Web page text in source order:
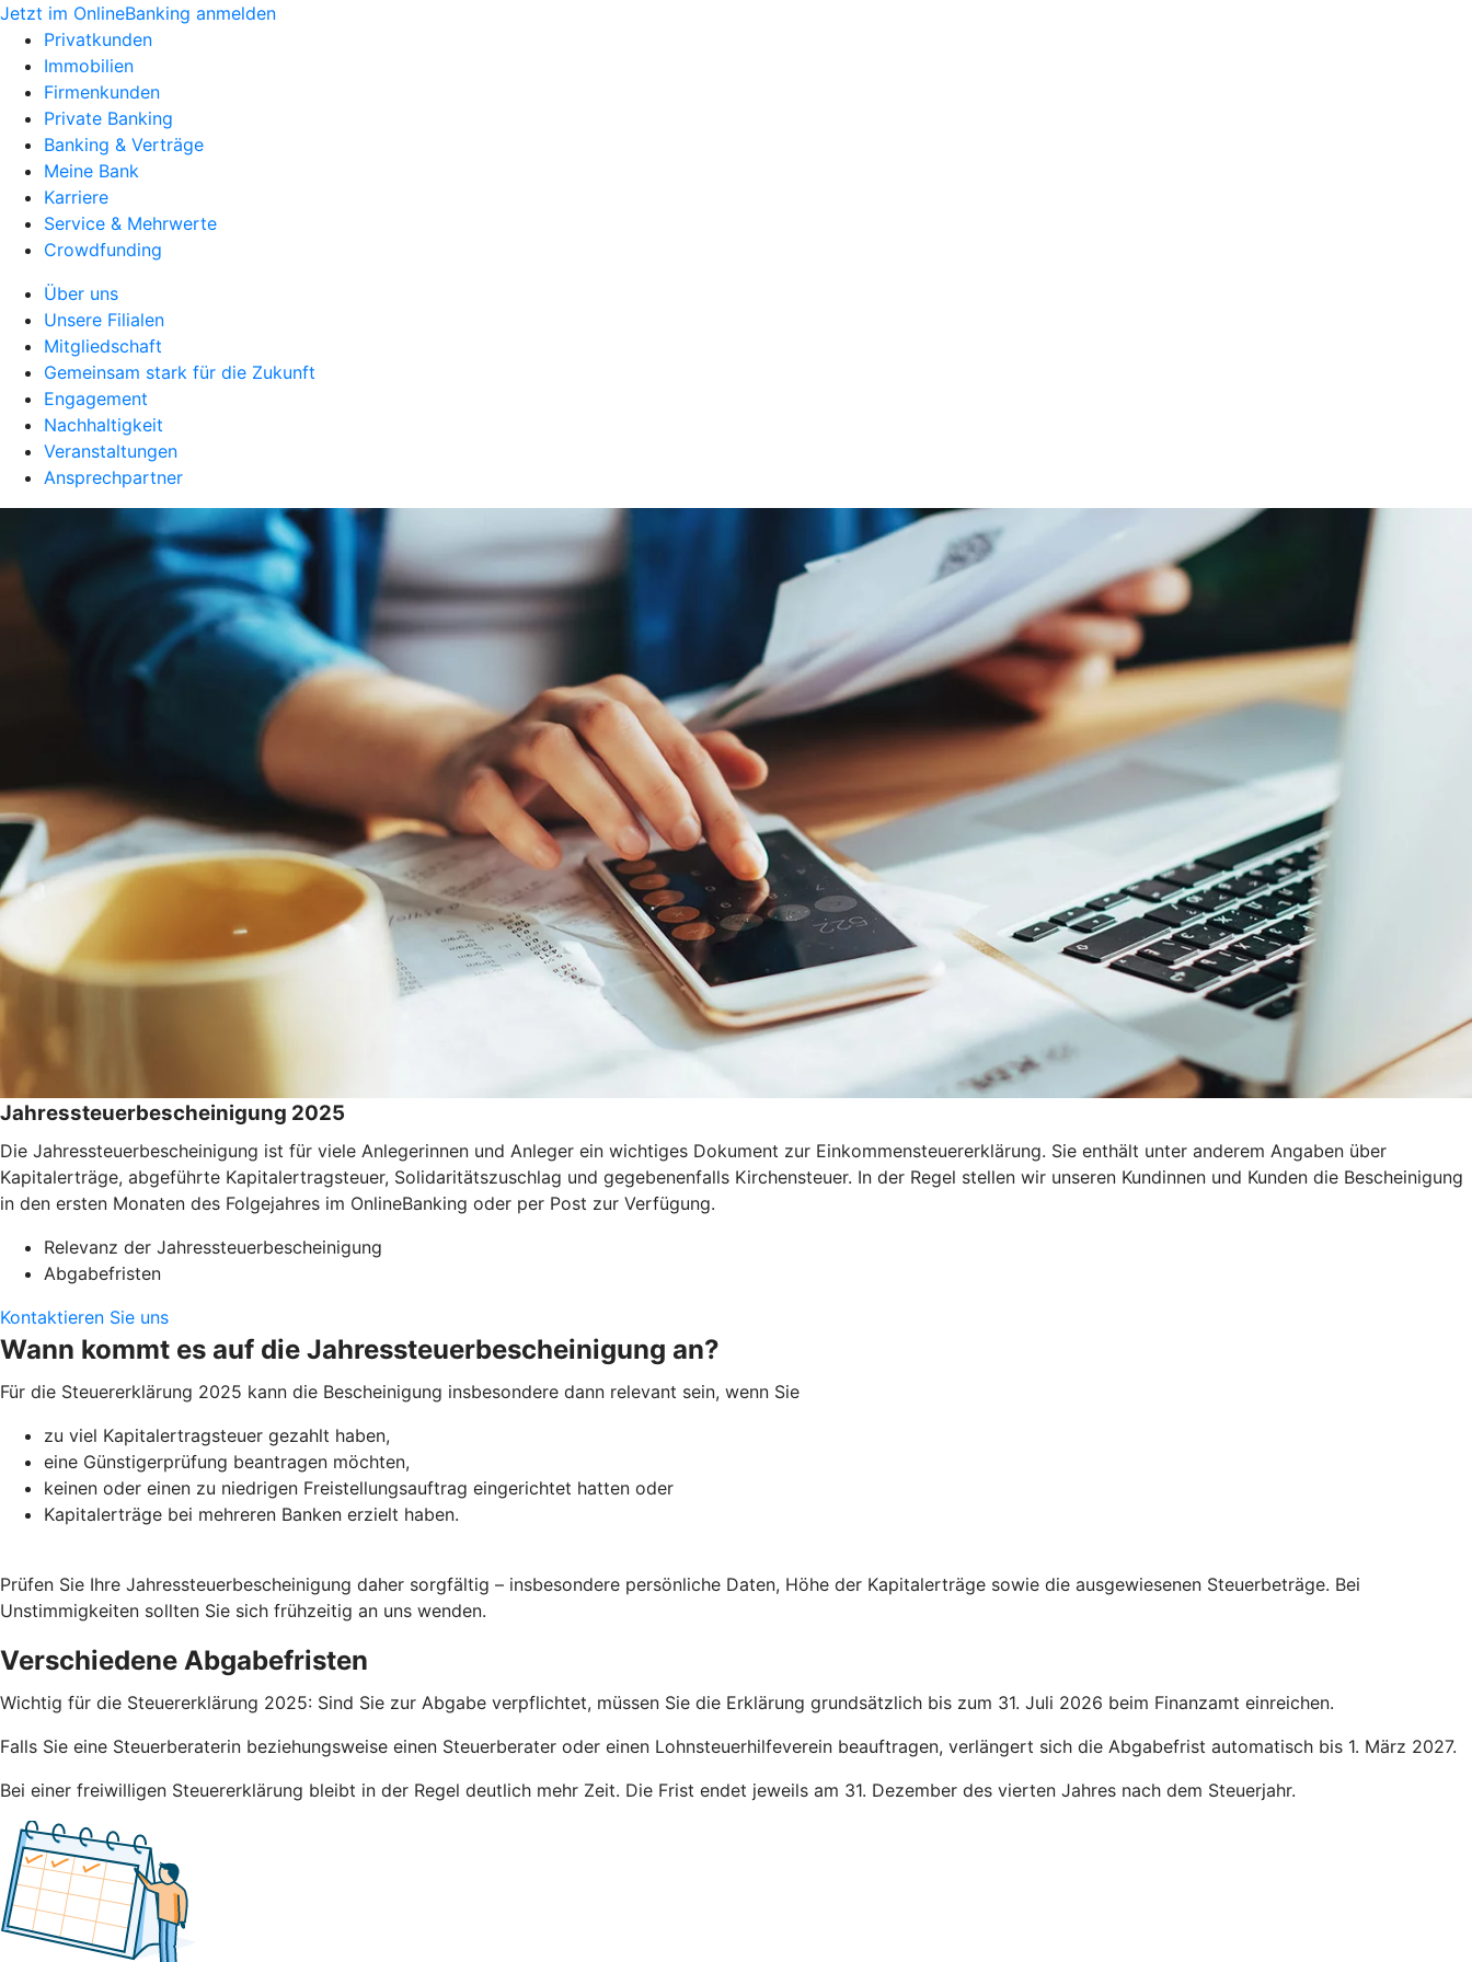
Jetzt im OnlineBanking anmelden
Privatkunden
Immobilien
Firmenkunden
Private Banking
Banking & Verträge
Meine Bank
Karriere
Service & Mehrwerte
Crowdfunding
Über uns
Unsere Filialen
Mitgliedschaft
Gemeinsam stark für die Zukunft
Engagement
Nachhaltigkeit
Veranstaltungen
Ansprechpartner
Jahressteuerbescheinigung 2025
Die Jahressteuerbescheinigung ist für viele Anlegerinnen und Anleger ein wichtiges Dokument zur Einkommensteuererklärung. Sie enthält unter anderem Angaben über
Kapitalerträge, abgeführte Kapitalertragsteuer, Solidaritätszuschlag und gegebenenfalls Kirchensteuer. In der Regel stellen wir unseren Kundinnen und Kunden die Bescheinigung
in den ersten Monaten des Folgejahres im OnlineBanking oder per Post zur Verfügung.
Relevanz der Jahressteuerbescheinigung
Abgabefristen
Kontaktieren Sie uns
Wann kommt es auf die Jahressteuerbescheinigung an?
Für die Steuererklärung 2025 kann die Bescheinigung insbesondere dann relevant sein, wenn Sie
zu viel Kapitalertragsteuer gezahlt haben,
eine Günstigerprüfung beantragen möchten,
keinen oder einen zu niedrigen Freistellungsauftrag eingerichtet hatten oder
Kapitalerträge bei mehreren Banken erzielt haben.
Prüfen Sie Ihre Jahressteuerbescheinigung daher sorgfältig – insbesondere persönliche Daten, Höhe der Kapitalerträge sowie die ausgewiesenen Steuerbeträge. Bei
Unstimmigkeiten sollten Sie sich frühzeitig an uns wenden.
Verschiedene Abgabefristen
Wichtig für die Steuererklärung 2025: Sind Sie zur Abgabe verpflichtet, müssen Sie die Erklärung grundsätzlich bis zum 31. Juli 2026 beim Finanzamt einreichen.
Falls Sie eine Steuerberaterin beziehungsweise einen Steuerberater oder einen Lohnsteuerhilfeverein beauftragen, verlängert sich die Abgabefrist automatisch bis 1. März 2027.
Bei einer freiwilligen Steuererklärung bleibt in der Regel deutlich mehr Zeit. Die Frist endet jeweils am 31. Dezember des vierten Jahres nach dem Steuerjahr.